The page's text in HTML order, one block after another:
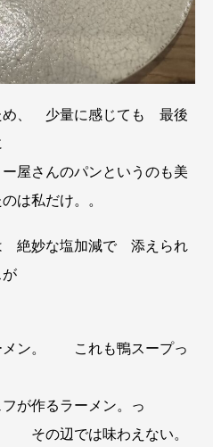
め、 少量に感じても 最後
屋さんのパンというのも美
は私だけ。。
絶妙な塩加減で 添えられ
が
メン。 これも鴨スープっ
が作るラーメン。っ
の辺では味わえない。